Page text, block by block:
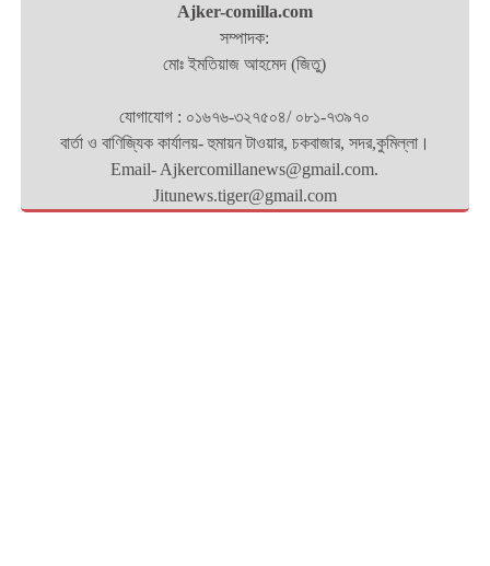
Ajker-comilla.com
সম্পাদক:
মোঃ ইমতিয়াজ আহমেদ (জিতু)
যোগাযোগ : ০১৬৭৬-৩২৭৫০৪/ ০৮১-৭৩৯৭০
বার্তা ও বাণিজ্যিক কার্যালয়- হুমায়ন টাওয়ার, চকবাজার, সদর,কুমিল্লা।
Email- Ajkercomillanews@gmail.com.
Jitunews.tiger@gmail.com